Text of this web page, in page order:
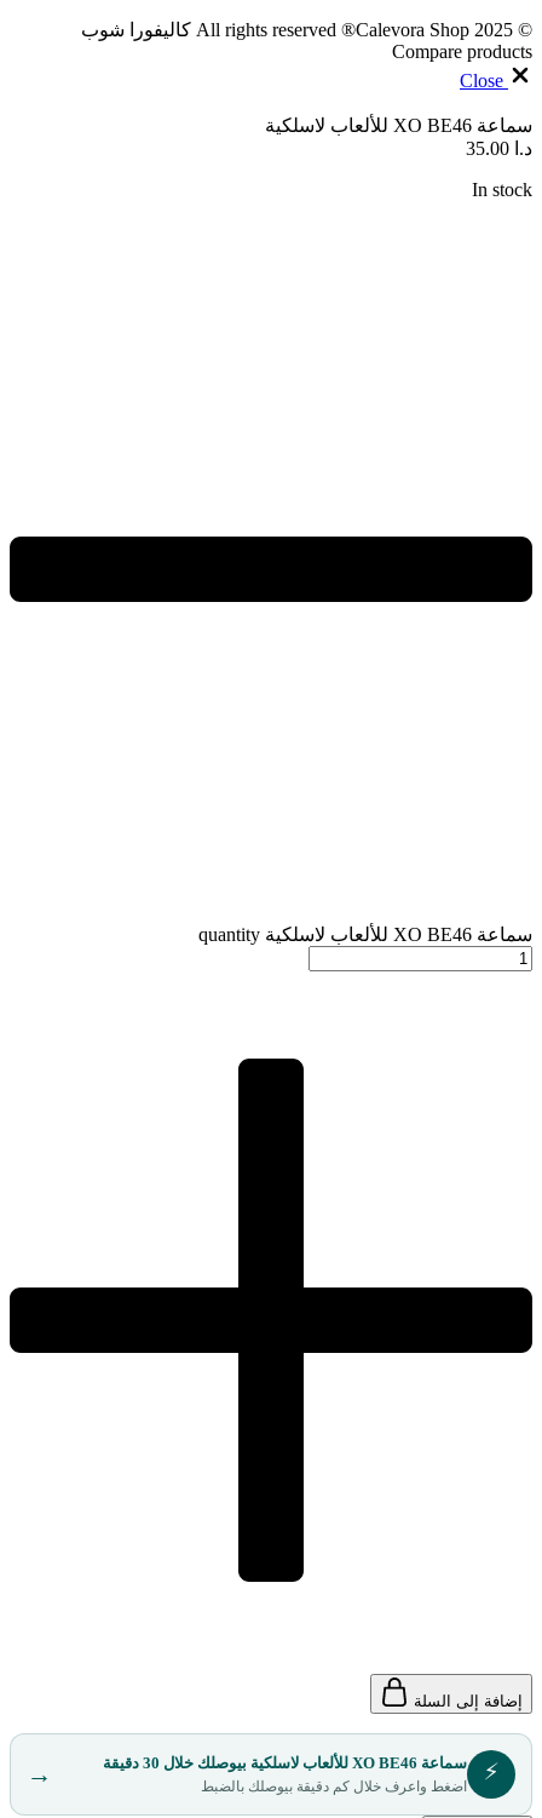
© 2025 All rights reserved ®Calevora Shop كاليفورا شوب
Compare products
Close
سماعة XO BE46 للألعاب لاسلكية
د.ا
In stock
سماعة XO BE46 للألعاب لاسلكية quantity
إضافة إلى السلة
⚡ سماعة XO BE46 للألعاب لاسلكية بيوصلك خلال 30 دقيقة
اضغط واعرف خلال كم دقيقة بيوصلك بالضبط →